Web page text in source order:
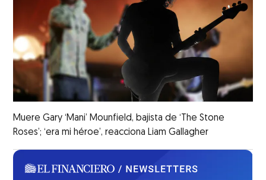
Muere Gary ‘Mani’ Mounfield, bajista de ‘The Stone
Roses’; ‘era mi héroe’, reacciona Liam Gallagher